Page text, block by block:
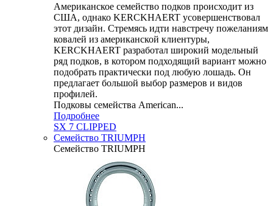
Американское семейство подков происходит из
США, однако KERCKHAERT усовершенствовал
этот дизайн. Стремясь идти навстречу пожеланиям
ковалей из американской клиентуры,
KERCKHAERT разработал широкий модельный
ряд подков, в котором подходящий вариант можно
подобрать практически под любую лошадь. Он
предлагает большой выбор размеров и видов
профилей.
Подковы семейства American...
Подробнее
SX 7 CLIPPED
Семейство TRIUMPH
Семейство TRIUMPH